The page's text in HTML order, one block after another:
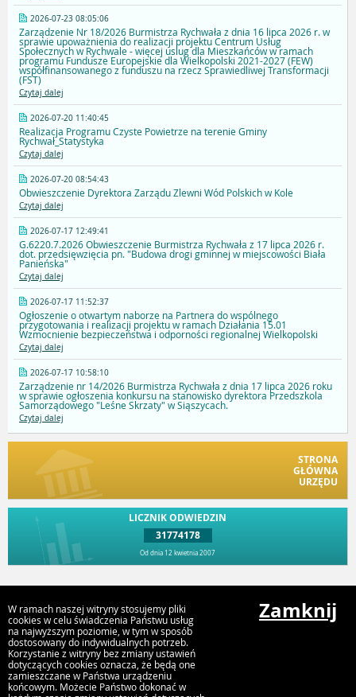
2026-07-23 08:05:06
Zarządzenie Nr 18/2026 Burmistrza Rychwała z dnia 16 lipca 2026 r. w
sprawie upoważnienia do realizacji projektu Centrum Usług
Społecznych w Rychwale - więcej uslug dla Mieszkańców w ramach
programu Fundusze Europejskie dla Wielkopolski 2021-2027 (FEW)
współfinansowanego z funduszu na rzecz Sprawiedliwej Transformacji
(FST)
Czytaj dalej
2026-07-20 11:40:45
Realizacja Programu Czyste Powietrze na terenie Gminy
Rychwał_Statystyka
Czytaj dalej
2026-07-20 08:54:43
Obwieszczenie Dyrektora Zarządu Zlewni Wód Polskich w Kole
Czytaj dalej
2026-07-17 12:49:41
G.6220.7.2026 Obwieszczenie Burmistrza Rychwała z 17 lipca 2026 r.
dot. przedsięwzięcia pn. "Budowa drogi gminnej w miejscowości Biała
Panieńska"
Czytaj dalej
2026-07-17 11:52:37
Ogłoszenie o otwartym naborze na Partnera do wspólnego
przygotowania i realizacji projektu w ramach Działania 15.01
Wzmocnienie bezpieczeństwa i odporności regionalnej Wielkopolski
Czytaj dalej
2026-07-17 10:58:10
Zarządzenie nr 14/2026 Burmistrza Rychwała z dnia 17 lipca 2026 roku
w sprawie ogłoszenia konkursu na stanowisko dyrektora Przedszkola
Samorządowego "Leśne Skrzaty" w Siąszycach.
Czytaj dalej
STRONA
GŁÓWNA
URZĘDU
LICZNIK ODWIEDZIN
31774178
Od dnia 12 kwietnia 2007
Urząd Gminy i Miasta Rychwał
Plac Wolności 16, 62-570 Rychwał
W ramach naszej witryny stosujemy pliki
cookies w celu świadczenia Państwu usług
na najwyższym poziomie, w tym w sposób
dostosowany do indywidualnych potrzeb.
Korzystanie z witryny bez zmiany ustawień
dotyczących cookies oznacza, że będą one
zamieszczane w Państwa urządzeniu
końcowym. Możecie Państwo dokonać w
Zamknij